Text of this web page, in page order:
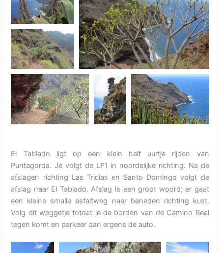
El Tablado ligt op een klein half uurtje rijden van
Puntagorda. Je volgt de LP1 in noordelijke richting. Na de
afslagen richting Las Tricias en Santo Domingo volgt de
afslag naar El Tablado. Afslag is een groot woord; er gaat
een kleine smalle asfaltweg naar beneden richting kust.
Volg dit weggetje totdat je de borden van de Camino Real
tegen komt en parkeer dan ergens de auto.